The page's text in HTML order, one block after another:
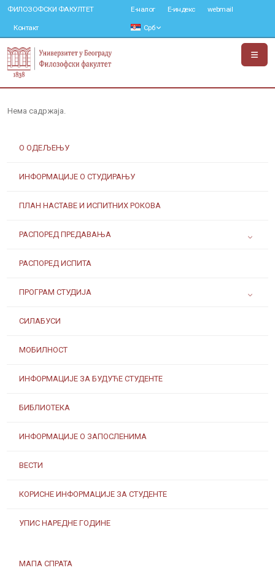
ФИЛОЗОФСКИ ФАКУЛТЕТ
Контакт
Е-налог Е-индекс webmail
Срб
О ОДЕЉЕЊУ
ИНФОРМАЦИЈЕ О СТУДИРАЊУ
ПЛАН НАСТАВЕ И ИСПИТНИХ РОКОВА
РАСПОРЕД ПРЕДАВАЊА
РАСПОРЕД ИСПИТА
ПРОГРАМ СТУДИЈА
СИЛАБУСИ
МОБИЛНОСТ
ИНФОРМАЦИЈЕ ЗА БУДУЋЕ СТУДЕНТЕ
БИБЛИОТЕКА
ИНФОРМАЦИЈЕ О ЗАПОСЛЕНИМА
ВЕСТИ
КОРИСНЕ ИНФОРМАЦИЈЕ ЗА СТУДЕНТЕ
УПИС НАРЕДНЕ ГОДИНЕ
МАПА СПРАТА
Нема садржаја.